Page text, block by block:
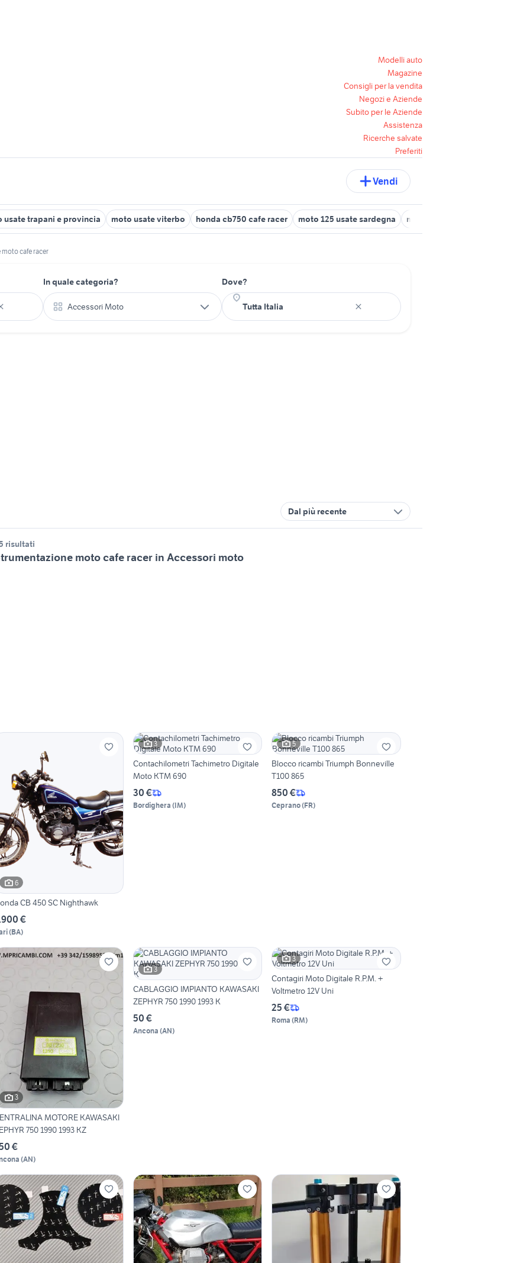
Modelli auto
Magazine
Consigli per la vendita
Negozi e Aziende
Subito per le Aziende
Assistenza
Ricerche salvate
Preferiti
Vendi
usate trapani e provincia moto usate viterbo honda cb750 cafe racer moto 125 usate sardegna moto usate monza
cafe racer
In quale categoria?
Accessori Moto
Dove?
Dal più recente
risultati
moto cafe racer in Accessori moto
6
CB 450 SC Nighthawk
€
(BA)
3
Contachilometri Tachimetro Digitale
Moto KTM 690
30 €
Bordighera (IM)
5
Blocco ricambi Triumph Bonneville
T100 865
850 €
Ceprano(FR)
3
MOTORE KAWASAKI
750 1990 1993 KZ
€
(AN)
3
CABLAGGIO IMPIANTO KAWASAKI
ZEPHYR 750 1990 1993 K
50 €
Ancona (AN)
3
Contagiri Moto Digitale R.P.M. +
Voltmetro 12V Uni
25 €
Roma (RM)